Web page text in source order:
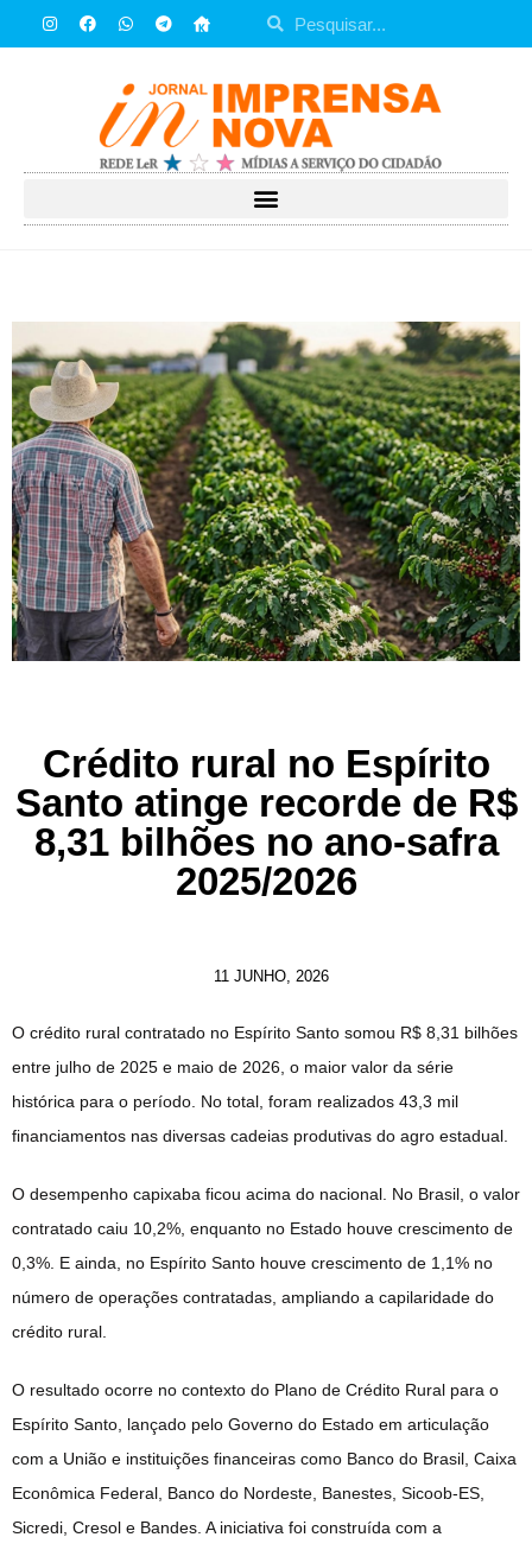
Crédito rural no Espírito
Santo atinge recorde de R$
8,31 bilhões no ano-safra
2025/2026
11 JUNHO, 2026
O crédito rural contratado no Espírito Santo somou R$ 8,31 bilhões
entre julho de 2025 e maio de 2026, o maior valor da série
histórica para o período. No total, foram realizados 43,3 mil
financiamentos nas diversas cadeias produtivas do agro estadual.
O desempenho capixaba ficou acima do nacional. No Brasil, o valor
contratado caiu 10,2%, enquanto no Estado houve crescimento de
0,3%. E ainda, no Espírito Santo houve crescimento de 1,1% no
número de operações contratadas, ampliando a capilaridade do
crédito rural.
O resultado ocorre no contexto do Plano de Crédito Rural para o
Espírito Santo, lançado pelo Governo do Estado em articulação
com a União e instituições financeiras como Banco do Brasil, Caixa
Econômica Federal, Banco do Nordeste, Banestes, Sicoob-ES,
Sicredi, Cresol e Bandes. A iniciativa foi construída com a